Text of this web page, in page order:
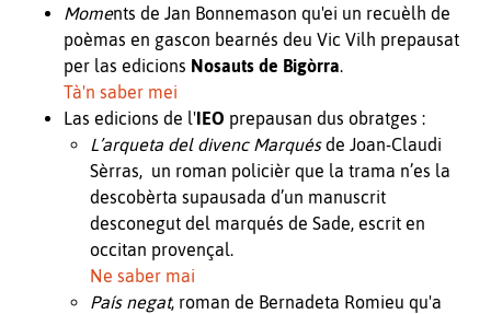
Moments de Jan Bonnemason qu'ei un recuèlh de
poèmas en gascon bearnés deu Vic Vilh prepausat
per las edicions Nosauts de Bigòrra.
Tà'n saber mei
Las edicions de l'IEO prepausan dus obratges :
L’arqueta del divenc Marquésde Joan-Claudi
Sèrras, un roman policièr que la trama n’es la
descobèrta supausada d’un manuscrit
desconegut del marqués de Sade, escrit en
occitan provençal.
Ne saber mai
País negat, roman de Bernadeta Romieu qu'a